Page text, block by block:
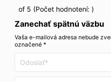
of 5 (Počet hodnotení: )
Zanechať spätnú väzbu
Vaša e-mailová adresa nebude
označené *